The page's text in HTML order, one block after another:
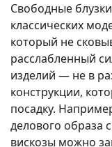
Свободные
классических
который не
расслабленный
изделий — не в
конструкции,
посадку.
делового образа
вискозы можно